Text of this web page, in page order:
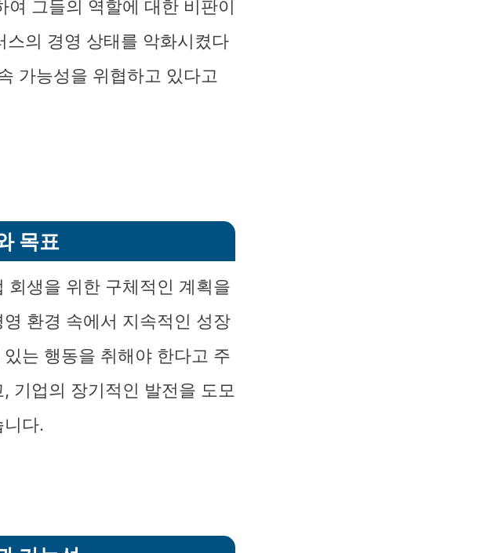
여 그들의 역할에 대한 비판이
의 경영 상태를 악화시켰다
가능성을 위협하고 있다고
목표
회생을 위한 구체적인 계획을
환경 속에서 지속적인 성장
는 행동을 취해야 한다고 주
기업의 장기적인 발전을 도모
다.